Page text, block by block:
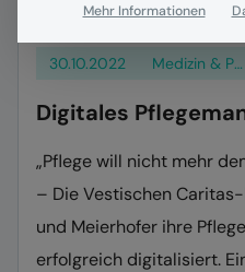
30.10.2022 Medizin & Pflege
Digitales
„Pflege will nicht mehr
– Die Vestischen
und Meierhofer ihre
erfolgreich digitalisiert.
Mehr Informationen